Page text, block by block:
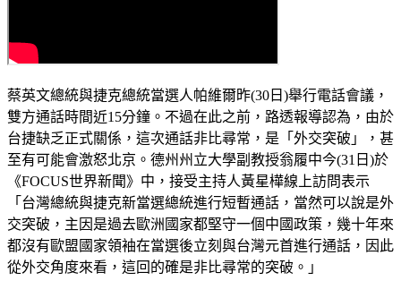
蔡英文總統與捷克總統當選人帕維爾昨(30日)舉行電話會議，
雙方通話時間近15分鐘。不過在此之前，路透報導認為，由於
台捷缺乏正式關係，這次通話非比尋常，是「外交突破」，甚
至有可能會激怒北京。德州州立大學副教授翁履中今(31日)於
《FOCUS世界新聞》中，接受主持人黃星樺線上訪問表示
「台灣總統與捷克新當選總統進行短暫通話，當然可以說是外
交突破，主因是過去歐洲國家都堅守一個中國政策，幾十年來
都沒有歐盟國家領袖在當選後立刻與台灣元首進行通話，因此
從外交角度來看，這回的確是非比尋常的突破。」